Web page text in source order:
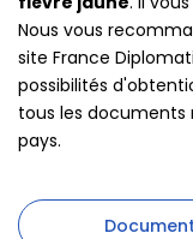
Nous vous
site France
possibilités
tous les documents
pays.